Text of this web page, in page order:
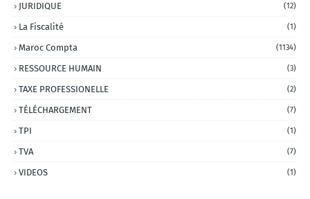
JURIDIQUE (12)
La Fiscalité (1)
Maroc Compta (1134)
RESSOURCE HUMAIN (3)
TAXE PROFESSIONELLE (2)
TÉLÉCHARGEMENT (7)
TPI (1)
TVA (7)
VIDEOS (1)